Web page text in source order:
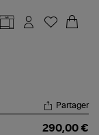
Partager
290,00 €